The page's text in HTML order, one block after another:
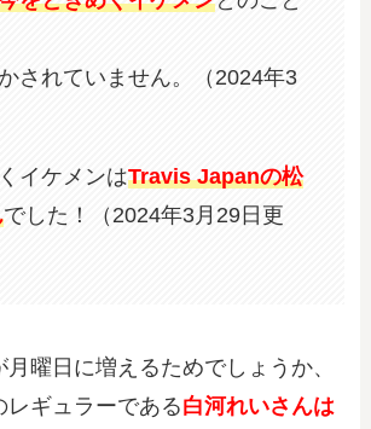
されていません。（2024年3
イケメンはTravis Japanの松
でした！（2024年3月29日更
曜日に増えるためでしょうか、
レギュラーである白河れいさんは